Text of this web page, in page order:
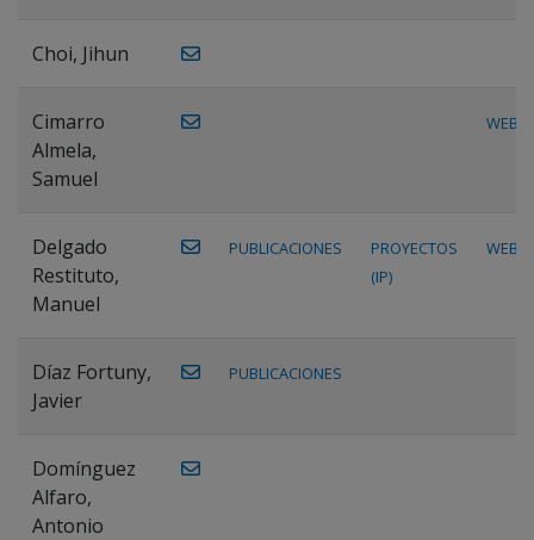
Choi, Jihun
Cimarro
Almela,
Samuel
WEB
Delgado
Restituto,
Manuel
PUBLICACIONES
PROYECTOS
(IP)
WEB
Díaz Fortuny,
Javier
PUBLICACIONES
Domínguez
Alfaro,
Antonio